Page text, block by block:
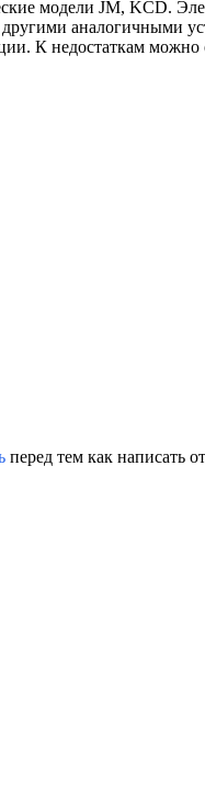
модели JM, KCD.
аналогичными
К недостаткам
перед тем как написать